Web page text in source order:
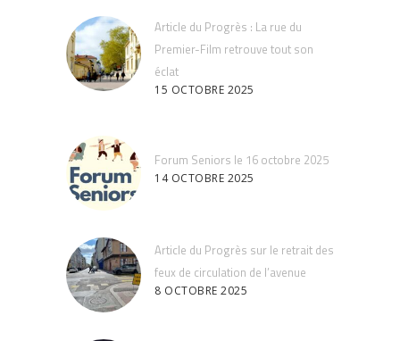
Article du Progrès : La rue du
Premier-Film retrouve tout son
éclat
15 OCTOBRE 2025
Forum Seniors le 16 octobre 2025
14 OCTOBRE 2025
Article du Progrès sur le retrait des
feux de circulation de l’avenue
8 OCTOBRE 2025